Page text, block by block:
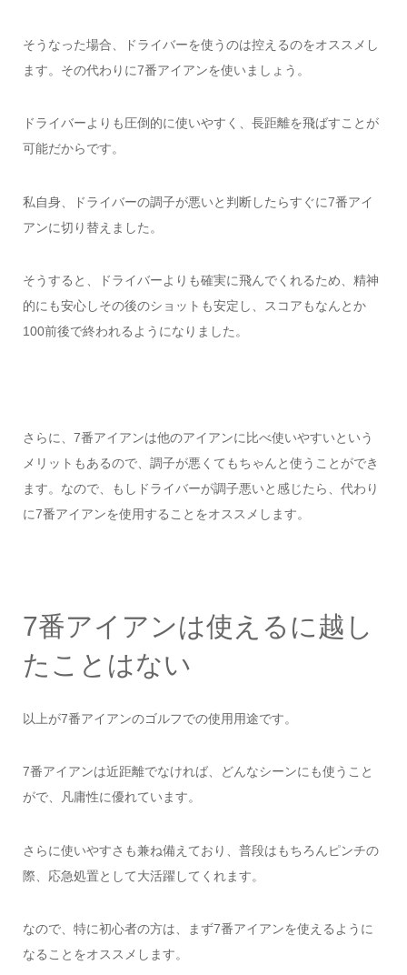
そうなった場合、ドライバーを使うのは控えるのをオススメし
ます。その代わりに7番アイアンを使いましょう。
ドライバーよりも圧倒的に使いやすく、長距離を飛ばすことが
可能だからです。
私自身、ドライバーの調子が悪いと判断したらすぐに7番アイ
アンに切り替えました。
そうすると、ドライバーよりも確実に飛んでくれるため、精神
的にも安心しその後のショットも安定し、スコアもなんとか
100前後で終われるようになりました。
さらに、7番アイアンは他のアイアンに比べ使いやすいという
メリットもあるので、調子が悪くてもちゃんと使うことができ
ます。なので、もしドライバーが調子悪いと感じたら、代わり
に7番アイアンを使用することをオススメします。
7番アイアンは使えるに越し
たことはない
以上が7番アイアンのゴルフでの使用用途です。
7番アイアンは近距離でなければ、どんなシーンにも使うこと
がで、凡庸性に優れています。
さらに使いやすさも兼ね備えており、普段はもちろんピンチの
際、応急処置として大活躍してくれます。
なので、特に初心者の方は、まず7番アイアンを使えるように
なることをオススメします。